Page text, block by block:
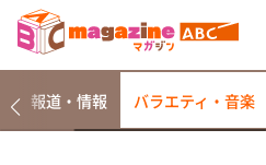
報道・情報 バラエティ・音楽